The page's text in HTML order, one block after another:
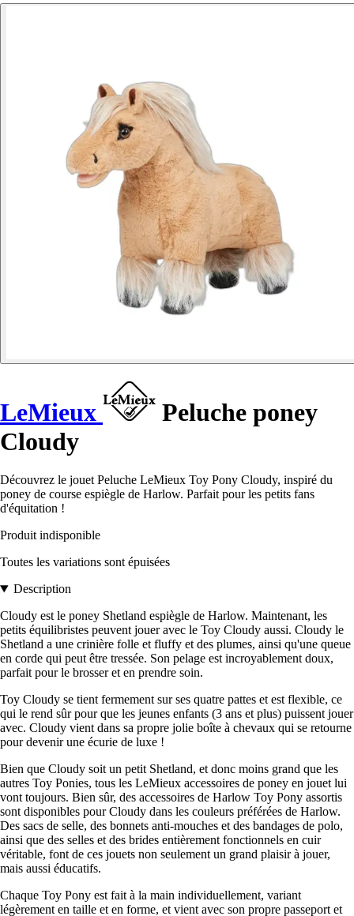
LeMieux
Peluche poney
Cloudy
Découvrez le jouet Peluche LeMieux Toy Pony Cloudy, inspiré du
poney de course espiègle de Harlow. Parfait pour les petits fans
d'équitation !
Produit indisponible
Toutes les variations sont épuisées
Description
Cloudy est le poney Shetland espiègle de Harlow. Maintenant, les
petits équilibristes peuvent jouer avec le Toy Cloudy aussi. Cloudy le
Shetland a une crinière folle et fluffy et des plumes, ainsi qu'une queue
en corde qui peut être tressée. Son pelage est incroyablement doux,
parfait pour le brosser et en prendre soin.
Toy Cloudy se tient fermement sur ses quatre pattes et est flexible, ce
qui le rend sûr pour que les jeunes enfants (3 ans et plus) puissent jouer
avec. Cloudy vient dans sa propre jolie boîte à chevaux qui se retourne
pour devenir une écurie de luxe !
Bien que Cloudy soit un petit Shetland, et donc moins grand que les
autres Toy Ponies, tous les LeMieux accessoires de poney en jouet lui
vont toujours. Bien sûr, des accessoires de Harlow Toy Pony assortis
sont disponibles pour Cloudy dans les couleurs préférées de Harlow.
Des sacs de selle, des bonnets anti-mouches et des bandages de polo,
ainsi que des selles et des brides entièrement fonctionnels en cuir
véritable, font de ces jouets non seulement un grand plaisir à jouer,
mais aussi éducatifs.
Chaque Toy Pony est fait à la main individuellement, variant
légèrement en taille et en forme, et vient avec son propre passeport et